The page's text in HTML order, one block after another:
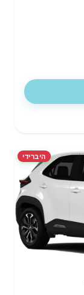
היברידי